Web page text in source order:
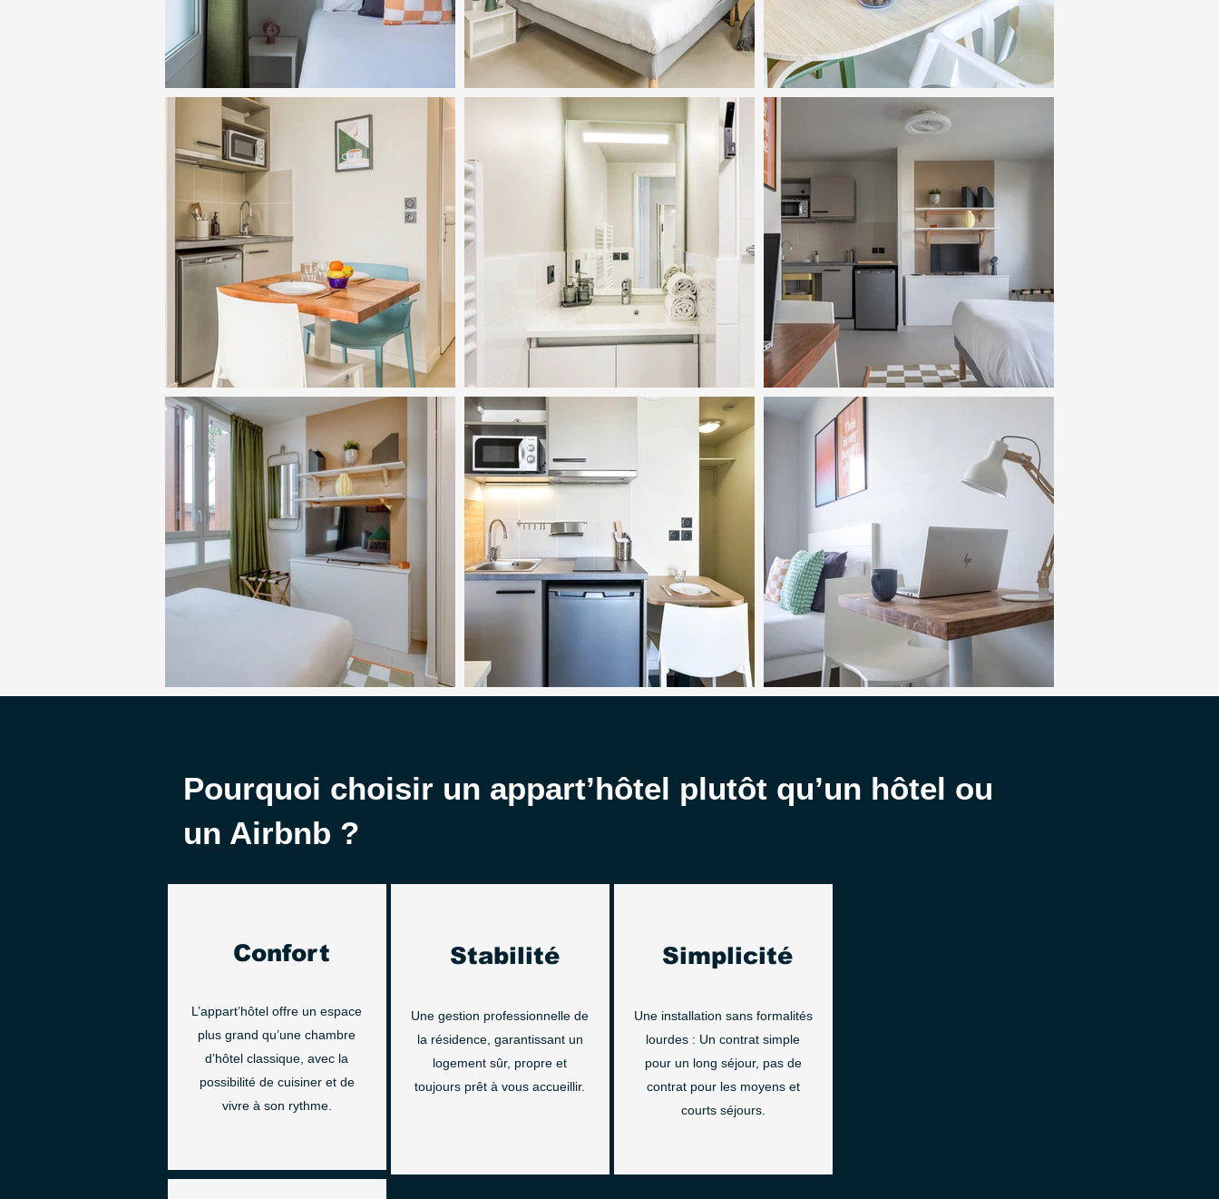
Pourquoi choisir un appart’hôtel plutôt qu’un hôtel ou
un Airbnb ?
Confort
L’appart’hôtel offre un espace
plus grand qu’une chambre
d’hôtel classique, avec la
possibilité de cuisiner et de
vivre à son rythme.
Stabilité
Une gestion professionnelle de
la résidence, garantissant un
logement sûr, propre et
toujours prêt à vous accueillir.
Simplicité
Une installation sans formalités
lourdes : Un contrat simple
pour un long séjour, pas de
contrat pour les moyens et
courts séjours.